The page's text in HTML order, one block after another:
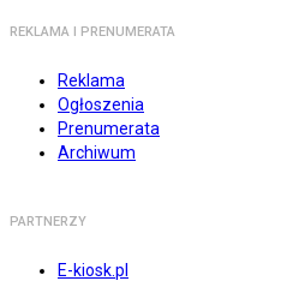
REKLAMA I PRENUMERATA
Reklama
Ogłoszenia
Prenumerata
Archiwum
PARTNERZY
E-kiosk.pl